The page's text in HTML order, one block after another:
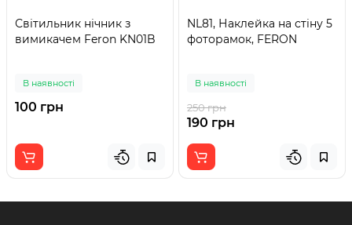
Світильник нічник з
вимикачем Feron KN01B
В наявності
100 грн
NL81, Наклейка на стіну 5
фоторамок, FERON
В наявності
250 грн
190 грн